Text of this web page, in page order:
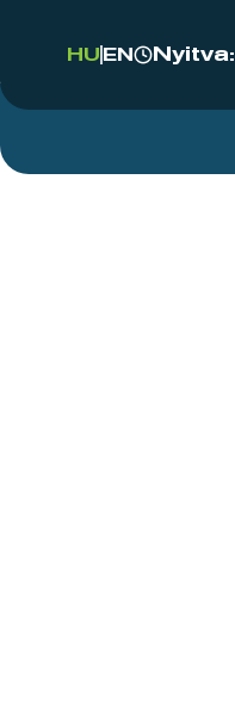
HU EN Nyitva: